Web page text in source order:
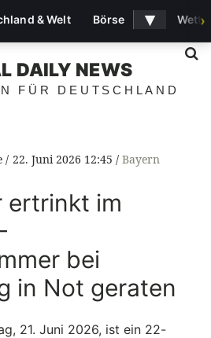
DAILY NEWS
FÜR DEUTSCHLAND
22. Juni 2026 12:45
Bayern
ertrinkt im
bei
in Not geraten
21. Juni 2026, ist ein 22-
& Welt Börse ▾ ›